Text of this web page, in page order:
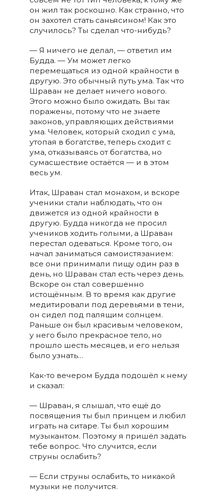
он жил так роскошно. Как странно, что
он захотел стать саньясином! Как это
случилось? Ты сделал что-нибудь?
— Я ничего не делал, — ответил им
Будда. — Ум может легко
перемещаться из одной крайности в
другую. Это обычный путь ума. Так что
Шраван не делает ничего нового.
Этого можно было ожидать. Вы так
поражены, потому что не знаете
законов, управляющих действиями
ума. Человек, который сходил с ума,
утопая в богатстве, теперь сходит с
ума, отказываясь от богатства, но
сумасшествие остаётся — и в этом
весь ум.
Итак, Шраван стал монахом, и вскоре
ученики стали наблюдать, что он
движется из одной крайности в
другую. Будда никогда не просил
учеников ходить голыми, а Шраван
перестал одеваться. Кроме того, он
начал заниматься самоистязанием:
все они принимали пищу один раз в
день, но Шраван стал есть через день.
Вскоре он стал совершенно
истощённым. В то время как другие
медитировали под деревьями в тени,
он сидел под палящим солнцем.
Раньше он был красивым человеком,
у него было прекрасное тело, но
прошло шесть месяцев, и его нельзя
было узнать…
Как-то вечером Будда подошёл к нему
и сказал:
— Шраван, я слышал, что ещё до
посвящения ты был принцем и любил
играть на ситаре. Ты был хорошим
музыкантом. Поэтому я пришёл задать
тебе вопрос. Что случится, если
струны ослабить?
— Если струны ослабить, то никакой
музыки не получится.